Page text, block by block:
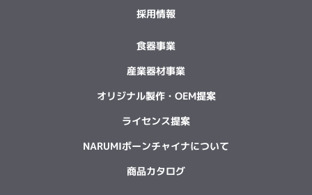
採用情報
食器事業
産業器材事業
オリジナル製作・OEM提案
ライセンス提案
NARUMIボーンチャイナについて
商品カタログ